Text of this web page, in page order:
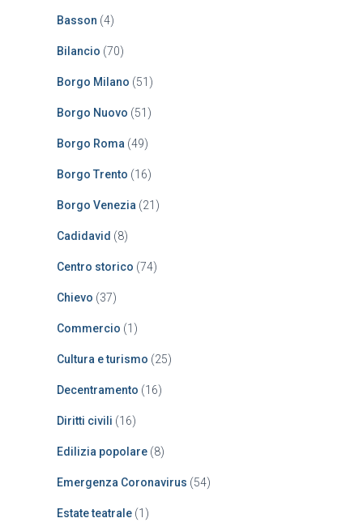
Basson (4)
Bilancio (70)
Borgo Milano (51)
Borgo Nuovo (51)
Borgo Roma (49)
Borgo Trento (16)
Borgo Venezia (21)
Cadidavid (8)
Centro storico (74)
Chievo (37)
Commercio (1)
Cultura e turismo (25)
Decentramento (16)
Diritti civili (16)
Edilizia popolare (8)
Emergenza Coronavirus (54)
Estate teatrale (1)